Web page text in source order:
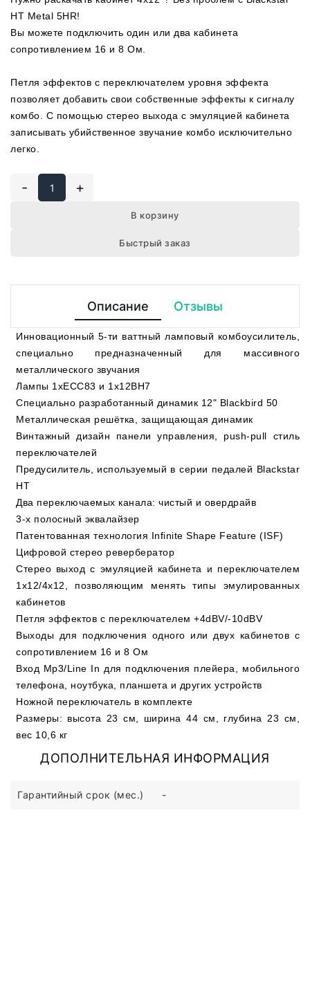
HT Metal 5HR!
Вы можете подключить один или два кабинета
сопротивлением 16 и 8 Ом.
Петля эффектов с переключателем уровня эффекта
позволяет добавить свои собственные эффекты к сигналу
комбо. С помощью стерео выхода с эмуляцией кабинета
записывать убийственное звучание комбо исключительно
легко.
- +
В корзину
Быстрый заказ
Описание Отзывы
Инновационный 5-ти ваттный ламповый комбоусилитель,
специально предназначенный для массивного
металлического звучания
Лампы 1xECC83 и 1x12BH7
Специально разработанный динамик 12" Blackbird 50
Металлическая решётка, защищающая динамик
Винтажный дизайн панели управления, push-pull стиль
переключателей
Предусилитель, используемый в серии педалей Blackstar
HT
Два переключаемых канала: чистый и овердрайв
3-х полосный эквалайзер
Патентованная технология Infinite Shape Feature (ISF)
Цифровой стерео ревербератор
Стерео выход с эмуляцией кабинета и переключателем
1x12/4x12, позволяющим менять типы эмулированных
кабинетов
Петля эффектов с переключателем +4dBV/-10dBV
Выходы для подключения одного или двух кабинетов с
сопротивлением 16 и 8 Ом
Вход Mp3/Line In для подключения плейера, мобильного
телефона, ноутбука, планшета и других устройств
Ножной переключатель в комплекте
Размеры: высота 23 см, ширина 44 см, глубина 23 см,
вес 10,6 кг
ДОПОЛНИТЕЛЬНАЯ ИНФОРМАЦИЯ
Гарантийный срок (мес.) -